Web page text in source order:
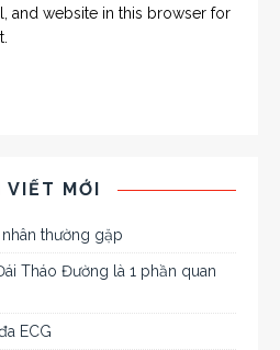
and website in this browser for
VIẾT MỚI
thường gặp
Tháo Đường là 1 phần quan
ECG